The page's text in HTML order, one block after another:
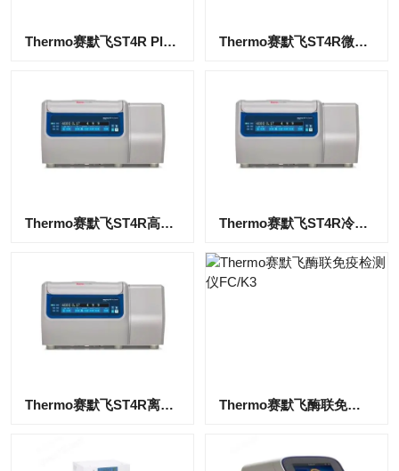
Thermo赛默飞ST4R Plus离心机 Thermo赛默飞ST4R微量离心机
Thermo赛默飞ST4R高速离心机 Thermo赛默飞ST4R冷冻离心机
Thermo赛默飞ST4R离心机 Thermo赛默飞酶联免疫检测仪FC/K3